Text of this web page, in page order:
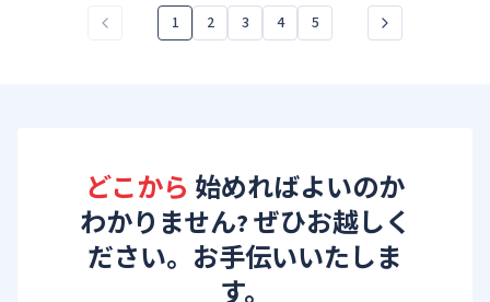
1 2 3 4 5
どこから 始めればよいのか
わかりません? ぜひお越しく
ださい。お手伝いいたしま
す。